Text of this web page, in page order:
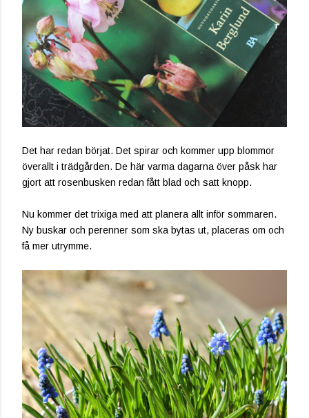
Det har redan börjat. Det spirar och kommer upp blommor
överallt i trädgården. De här varma dagarna över påsk har
gjort att rosenbusken redan fått blad och satt knopp.
Nu kommer det trixiga med att planera allt inför sommaren.
Ny buskar och perenner som ska bytas ut, placeras om och
få mer utrymme.